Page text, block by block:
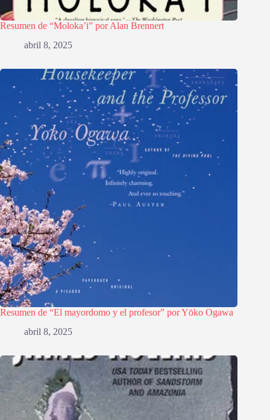
Resumen de “Moloka’i” por Alan Brennert
abril 8, 2025
Resumen de “El mayordomo y el profesor” por Yōko Ogawa
abril 8, 2025